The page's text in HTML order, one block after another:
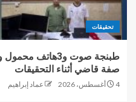
تحقيقات
طبنجة صوت
صفة قاضي أثناء التحقيقات
4 أغسطس، 2026 عماد إبراهيم